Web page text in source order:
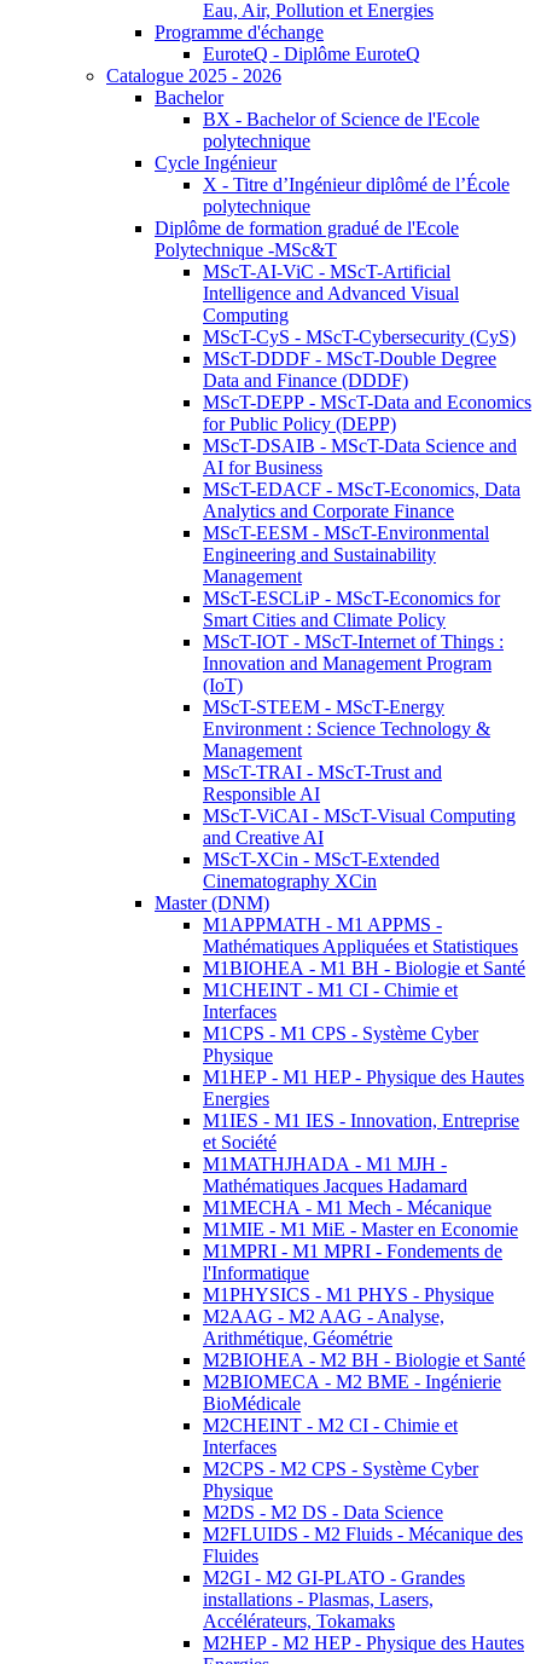
Eau, Air, Pollution et Energies
Programme d'échange
EuroteQ - Diplôme EuroteQ
Catalogue 2025 - 2026
Bachelor
BX - Bachelor of Science de l'Ecole
polytechnique
Cycle Ingénieur
X - Titre d’Ingénieur diplômé de l’École
polytechnique
Diplôme de formation gradué de l'Ecole
Polytechnique -MSc&T
MScT-AI-ViC - MScT-Artificial
Intelligence and Advanced Visual
Computing
MScT-CyS - MScT-Cybersecurity (CyS)
MScT-DDDF - MScT-Double Degree
Data and Finance (DDDF)
MScT-DEPP - MScT-Data and Economics
for Public Policy (DEPP)
MScT-DSAIB - MScT-Data Science and
AI for Business
MScT-EDACF - MScT-Economics, Data
Analytics and Corporate Finance
MScT-EESM - MScT-Environmental
Engineering and Sustainability
Management
MScT-ESCLiP - MScT-Economics for
Smart Cities and Climate Policy
MScT-IOT - MScT-Internet of Things :
Innovation and Management Program
(IoT)
MScT-STEEM - MScT-Energy
Environment : Science Technology &
Management
MScT-TRAI - MScT-Trust and
Responsible AI
MScT-ViCAI - MScT-Visual Computing
and Creative AI
MScT-XCin - MScT-Extended
Cinematography XCin
Master (DNM)
M1APPMATH - M1 APPMS -
Mathématiques Appliquées et Statistiques
M1BIOHEA - M1 BH - Biologie et Santé
M1CHEINT - M1 CI - Chimie et
Interfaces
M1CPS - M1 CPS - Système Cyber
Physique
M1HEP - M1 HEP - Physique des Hautes
Energies
M1IES - M1 IES - Innovation, Entreprise
et Société
M1MATHJHADA - M1 MJH -
Mathématiques Jacques Hadamard
M1MECHA - M1 Mech - Mécanique
M1MIE - M1 MiE - Master en Economie
M1MPRI - M1 MPRI - Fondements de
l'Informatique
M1PHYSICS - M1 PHYS - Physique
M2AAG - M2 AAG - Analyse,
Arithmétique, Géométrie
M2BIOHEA - M2 BH - Biologie et Santé
M2BIOMECA - M2 BME - Ingénierie
BioMédicale
M2CHEINT - M2 CI - Chimie et
Interfaces
M2CPS - M2 CPS - Système Cyber
Physique
M2DS - M2 DS - Data Science
M2FLUIDS - M2 Fluids - Mécanique des
Fluides
M2GI - M2 GI-PLATO - Grandes
installations - Plasmas, Lasers,
Accélérateurs, Tokamaks
M2HEP - M2 HEP - Physique des Hautes